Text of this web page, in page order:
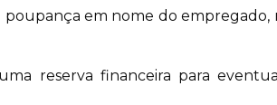
em nome do empregado,
reserva financeira para